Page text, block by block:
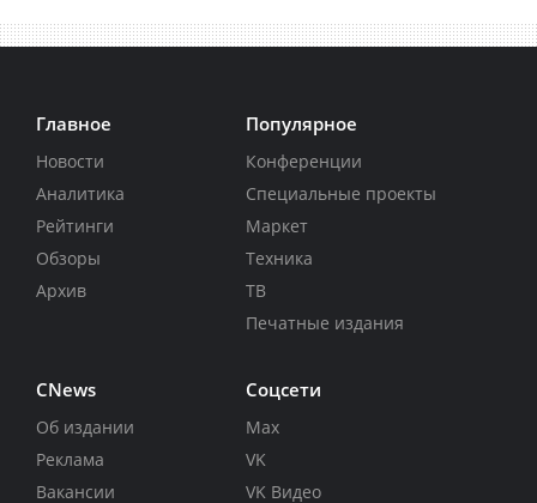
Главное
Новости
Аналитика
Рейтинги
Обзоры
Архив
Популярное
Конференции
Специальные проекты
Маркет
Техника
ТВ
Печатные издания
CNews
Об издании
Реклама
Вакансии
Соцсети
Max
VK
VK Видео